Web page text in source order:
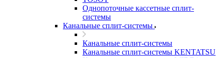
Однопоточные кассетные сплит-
системы
Канальные сплит-системы
Канальные сплит-системы
Канальные сплит-системы KENTATSU